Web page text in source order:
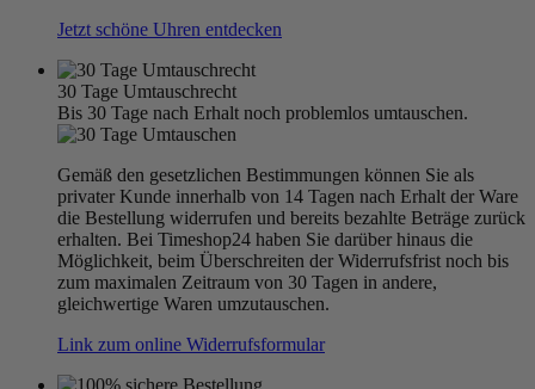
Jetzt schöne Uhren entdecken
30 Tage Umtauschrecht
Bis 30 Tage nach Erhalt noch problemlos umtauschen.
Gemäß den gesetzlichen Bestimmungen können Sie als
privater Kunde innerhalb von 14 Tagen nach Erhalt der Ware
die Bestellung widerrufen und bereits bezahlte Beträge zurück
erhalten. Bei Timeshop24 haben Sie darüber hinaus die
Möglichkeit, beim Überschreiten der Widerrufsfrist noch bis
zum maximalen Zeitraum von 30 Tagen in andere,
gleichwertige Waren umzutauschen.
Link zum online Widerrufsformular